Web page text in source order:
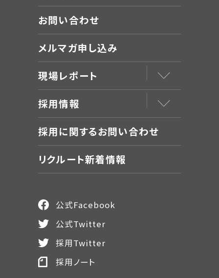
お問い合わせ
メルマガ申し込み
現場レポート
採用情報
採用に関するお問い合わせ
リクルート新着情報
公式Facebook
公式Twitter
採用Twitter
採用ノート